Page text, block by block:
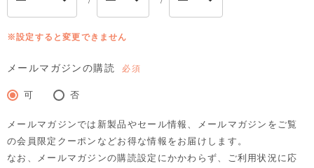
※設定すると変更できません
メールマガジンの購読
可 否
メールマガジンでは新製品やセール情報、メールマガジンをご覧
の会員限定クーポンなどお得な情報をお届けします。
なお、メールマガジンの購読設定にかかわらず、ご利用状況に応